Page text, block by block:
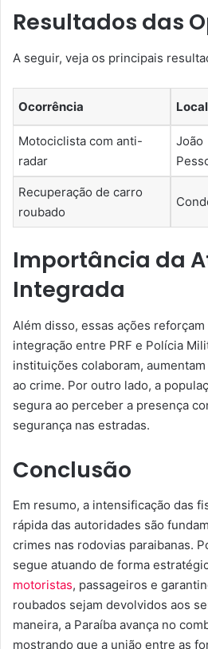
Resultados das
A seguir, veja os principais
Ocorrência Local
Motociclista com anti-
radar
João
Recuperação de carro
roubado
Importância da
Integrada
Além disso, essas ações
integração entre PRF e Polícia
instituições colaboram, aumentam
ao crime. Por outro lado, a
segura ao perceber a presença
segurança nas estradas.
Conclusão
Em resumo, a intensificação das
rápida das autoridades são
crimes nas rodovias paraibanas.
segue atuando de forma
motoristas, passageiros e
roubados sejam devolvidos aos
maneira, a Paraíba avança no
mostrando que a união entre as